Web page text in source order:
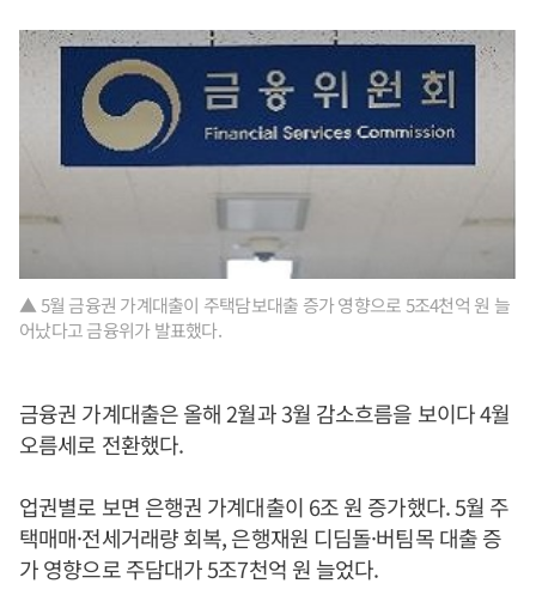
▲ 5월 금융권 가계대출이 주택담보대출 증가 영향으로 5조4천억 원 늘
어났다고 금융위가 발표했다.
금융권 가계대출은 올해 2월과 3월 감소흐름을 보이다 4월
오름세로 전환했다.
업권별로 보면 은행권 가계대출이 6조 원 증가했다. 5월 주
택매매·전세거래량 회복, 은행재원 디딤돌·버팀목 대출 증
가 영향으로 주담대가 5조7천억 원 늘었다.